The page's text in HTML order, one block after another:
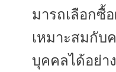
มารถเลือกซื้
เหมาะสมกับ
บุคคลได้อย่า